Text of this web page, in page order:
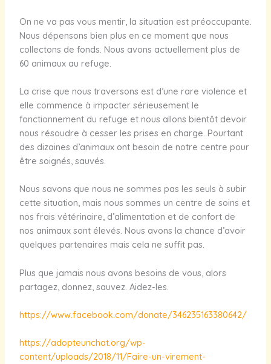
On ne va pas vous mentir, la situation est préoccupante.
Nous dépensons bien plus en ce moment que nous
collectons de fonds. Nous avons actuellement plus de
60 animaux au refuge.
La crise que nous traversons est d’une rare violence et
elle commence à impacter sérieusement le
fonctionnement du refuge et nous allons bientôt devoir
nous résoudre à cesser les prises en charge. Pourtant
des dizaines d’animaux ont besoin de notre centre pour
être soignés, sauvés.
Nous savons que nous ne sommes pas les seuls à subir
cette situation, mais nous sommes un centre de soins et
nos frais vétérinaire, d’alimentation et de confort de
nos animaux sont élevés. Nous avons la chance d’avoir
quelques partenaires mais cela ne suffit pas.
Plus que jamais nous avons besoins de vous, alors
partagez, donnez, sauvez. Aidez-les.
https://www.facebook.com/donate/346235163380642/
https://adopteunchat.org/wp-
content/uploads/2018/11/Faire-un-virement-